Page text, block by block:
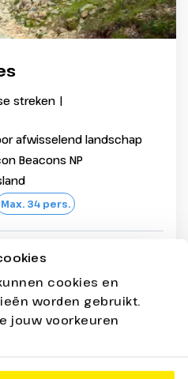
cookies en
worden gebruikt.
jouw voorkeuren
streken |
afwisselend landschap
Beacons NP
Max. 34 pers.
per boeking o.b.v.